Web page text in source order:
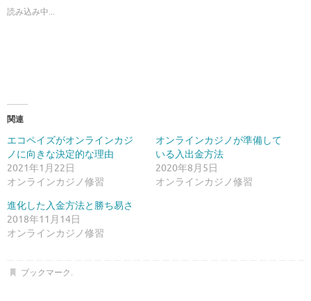
w
i
ド
ウ
で
開
き
ま
さ
い
(
新
し
い
ィ
ン
ド
ウ
で
開
)
読み込み中...
関連
エコペイズがオンラインカジ
ノに向きな決定的な理由
2021年1月22日
オンラインカジノ修習
オンラインカジノが準備して
いる入出金方法
2020年8月5日
オンラインカジノ修習
進化した入金方法と勝ち易さ
2018年11月14日
オンラインカジノ修習
ブックマーク.